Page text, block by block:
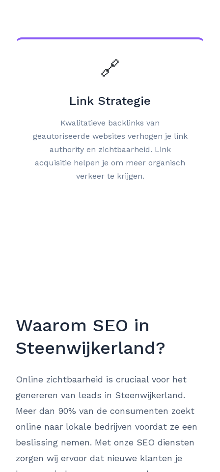
🔗
Link Strategie
Kwalitatieve backlinks van
geautoriseerde websites verhogen je link
authority en zichtbaarheid. Link
acquisitie helpen je om meer organisch
verkeer te krijgen.
Waarom SEO in
Steenwijkerland?
Online zichtbaarheid is cruciaal voor het
genereren van leads in Steenwijkerland.
Meer dan 90% van de consumenten zoekt
online naar lokale bedrijven voordat ze een
beslissing nemen. Met onze SEO diensten
zorgen wij ervoor dat nieuwe klanten je